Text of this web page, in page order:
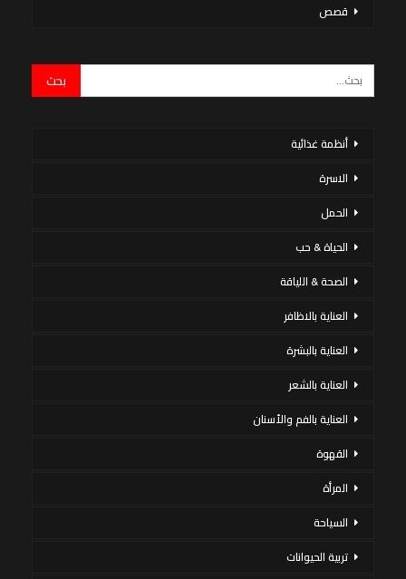
قصص
أنظمة غذائية
الاسرة
الحمل
الحياة & حب
الصحة & اللياقة
العناية بالاظافر
العناية بالبشرة
العناية بالشعر
العناية بالفم والأسنان
القهوة
المرأة
السياحة
تربية الحيوانات